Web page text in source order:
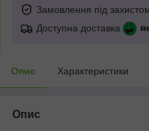
Замовлення під
Доступна доставка
Опис Характеристики
Опис